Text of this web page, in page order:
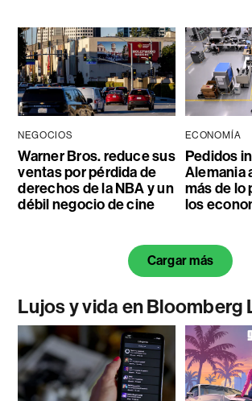
NEGOCIOS
Warner Bros. reduce sus
ventas por pérdida de
derechos de la NBA y un
débil negocio de cine
ECONOMÍA
Pedidos
Alemania
más de lo
los
Cargar más
Lujos y vida en Bloomberg